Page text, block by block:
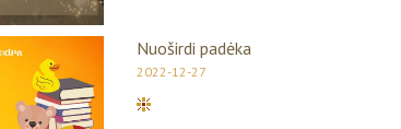
Nuoširdi padėka
2022-12-27